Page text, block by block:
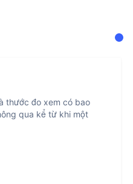
thước đo xem có bao
qua kể từ khi một